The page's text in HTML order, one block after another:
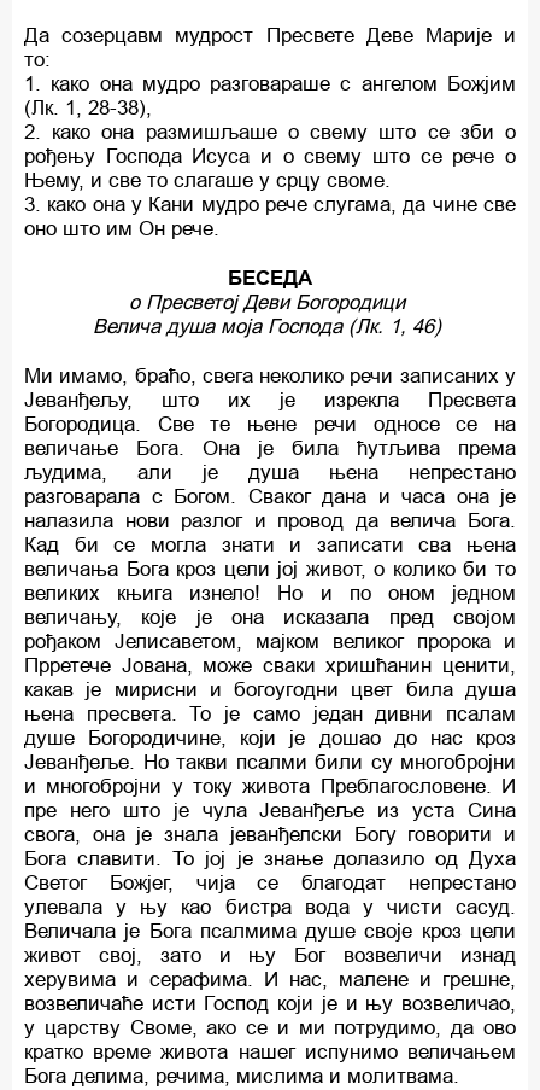
Да созерцавм мудрост Пресвете Деве Марије и
то:
1. како она мудро разговараше c ангелом Божјим
(Лк. 1, 28-38),
2. како она размишљаше o свему што се зби o
рођењу Господа Исуса и o свему што се рече o
Њему, и све то слагаше у срцу своме.
3. како она у Кани мудро рече слугама, да чине све
оно што им Он рече.
БЕСЕДА
о Пресветој Деви Богородици
Велича душа моја Господа (Лк. 1, 46)
Ми имамо, браћо, свега неколико речи записаних у
Јеванђељу, што их је изрекла Пресвета
Богородица. Све те њене речи односе се на
величање Бога. Она је била ћутљива према
људима, али је душа њена непрестано
разговарала с Богом. Сваког дана и часа она је
налазила нови разлог и провод да велича Бога.
Кад би се могла знати и записати сва њена
величања Бога кроз цели јој живот, о колико би то
великих књига изнело! Но и по оном једном
величању, које је она исказала пред својом
рођаком Јелисаветом, мајком великог пророка и
Прретече Јована, може сваки хришћанин ценити,
какав је мирисни и богоугодни цвет била душа
њена пресвета. То је само један дивни псалам
душе Богородичине, који је дошао до нас кроз
Јеванђеље. Но такви псалми били су многобројни
и многобројни у току живота Преблагословене. И
пре него што је чула Јеванђеље из уста Сина
свога, она је знала јеванђелски Богу говорити и
Бога славити. То јој је знање долазило од Духа
Светог Божјег, чија се благодат непрестано
улевала у њу као бистра вода у чисти сасуд.
Величала је Бога псалмима душе своје кроз цели
живот свој, зато и њу Бог возвеличи изнад
херувима и серафима. И нас, малене и грешне,
возвеличаће исти Господ који је и њу возвеличао,
у царству Своме, ако се и ми потрудимо, да ово
кратко време живота нашег испунимо величањем
Бога делима, речима, мислима и молитвама.